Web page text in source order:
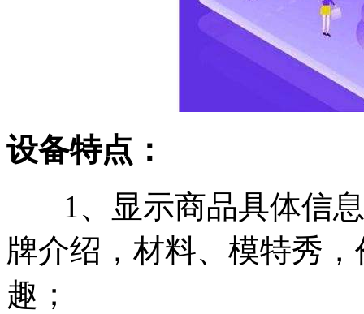
设备特点：
1、显示商品具体信息
牌介绍，材料、模特秀
趣；